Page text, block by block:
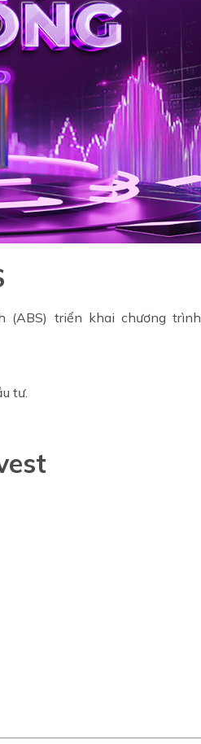
(ABS) triển khai chương trình
tư.